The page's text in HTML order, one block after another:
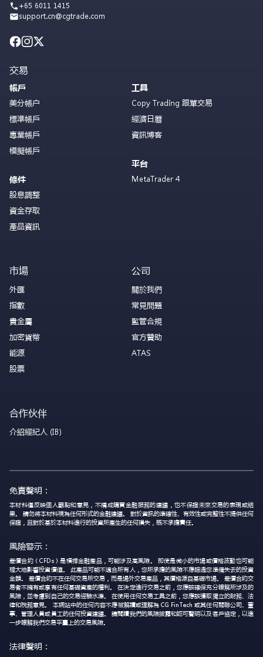
+65 6011 1415
support.cn@cgtrade.com
交易
帳戶
美分帳户
標準帳戶
專業帳戶
模擬帳戶
條件
股息調整
資金存取
產品資訊
工具
Copy Trading 跟單交易
經濟日曆
資訊博客
平台
MetaTrader 4
市場
外匯
指數
貴金屬
加密貨幣
能源
股票
公司
關於我們
常見問題
監管合規
官方贊助
ATAS
合作伙伴
介紹經紀人 (IB)
免責聲明：
本材料僅反映個人觀點和意見，不構成購買金融服務的建議，也不保證未來交易的表現或結
果。 請勿將本材料視為任何形式的金融建議。 對於資訊的準確性、有效性或完整性不提供任何
保證，且對於基於本材料進行的投資所產生的任何損失，概不承擔責任。
風險警示：
差價合約（CFDs）是槓桿金融產品，可能涉及高風險。 即使是微小的市場或價格波動也可能
極大地影響投資價值。 此產品可能不適合所有人，您所承擔的風險不應超過您準備失去的投資
金額。 差價合約不在任何交易所交易，而是場外交易產品，其價格源自基礎市場。 差價合約交
易者不擁有或享有任何基礎資產的權利。 在決定進行交易之前，您應該確保充分瞭解所涉及的
風險，並考慮到自己的交易經驗水準。 在使用任何交易工具之前，您應該獲取獨立的財務、法
律和稅務意見。 本網站中的任何內容不應被解讀或理解為 CG FinTech 或其任何關聯公司、董
事、管理人員或員工的任何投資建議。 請閱讀我們的風險披露和認可聲明以及客戶協定，以進
一步瞭解我們交易平臺上的交易風險。
法律聲明：